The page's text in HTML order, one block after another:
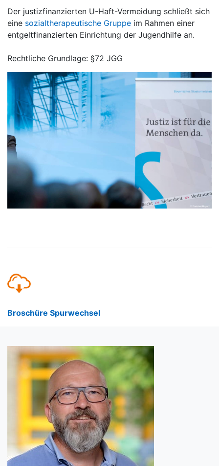
Der justizfinanzierten U-Haft-Vermeidung schließt sich
eine sozialtherapeutische Gruppe im Rahmen einer
entgeltfinanzierten Einrichtung der Jugendhilfe an.
Rechtliche Grundlage: §72 JGG
Broschüre Spurwechsel